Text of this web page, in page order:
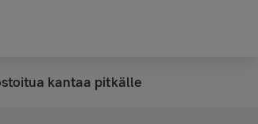
kantaa pitkälle